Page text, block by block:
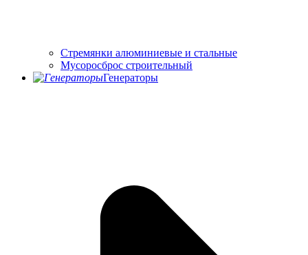
Стремянки алюминиевые и стальные
Мусоросброс строительный
Генераторы